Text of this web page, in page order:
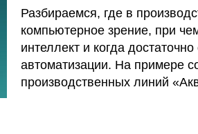
Разбираемся, где в
компьютерное зрение, при
интеллект и когда
автоматизации. На примере
производственных линий